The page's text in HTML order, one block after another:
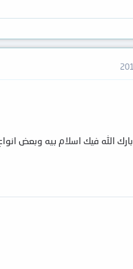
بارك الله فيك اسلام بيه وبعض